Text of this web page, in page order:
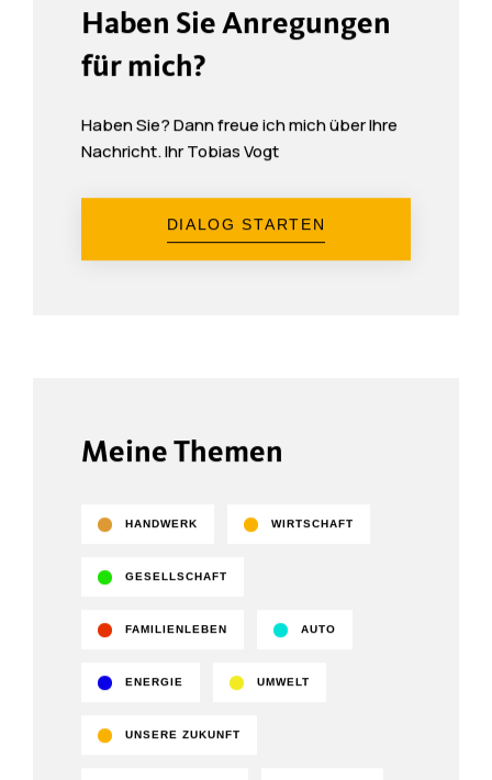
Haben Sie Anregungen
für mich?
Haben Sie? Dann freue ich mich über Ihre
Nachricht. Ihr Tobias Vogt
DIALOG STARTEN
Meine Themen
HANDWERK WIRTSCHAFT
GESELLSCHAFT
FAMILIENLEBEN AUTO
ENERGIE UMWELT
UNSERE ZUKUNFT